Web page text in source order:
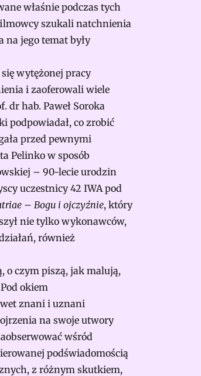
właśnie podczas tych
szukali natchnienia
na jego temat były
wytężonej pracy
i zaoferowali wiele
hab. Paweł Soroka
podpowiadał, co zrobić
przed pewnymi
Pelinko w sposób
– 90-lecie urodzin
uczestnicy 42 IWA pod
– Bogu i ojczyźnie, który
nie tylko wykonawców,
również
o czym piszą, jak malują,
okiem
znani i uznani
na swoje utwory
wśród
podświadomością
z różnym skutkiem,